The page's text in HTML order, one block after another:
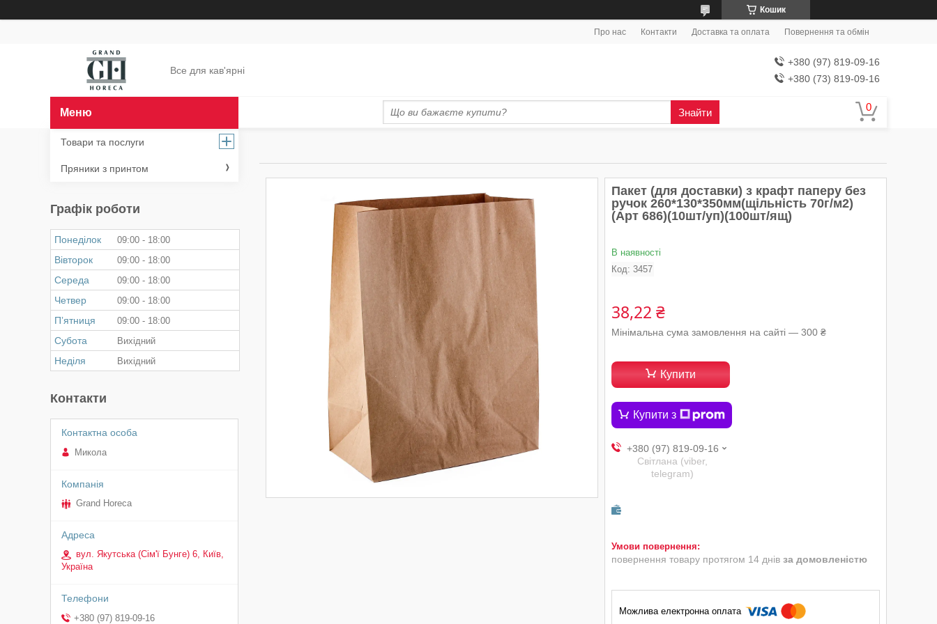
Кошик
Про нас Контакти Доставка та оплата Повернення та обмін
Все для кав'ярні
+380 (97) 819-09-16
+380 (73) 819-09-16
Знайти
Пакет (для доставки) з крафт паперу без
ручок 260*130*350мм(щільність 70г/м2)
(Арт 686)(10шт/уп)(100шт/ящ)
В наявності
Код: 3457
38,22 ₴
Мінімальна сума замовлення на сайті — 300 ₴
Купити
Купити з
+380 (97) 819-09-16
Світлана (viber,
telegram)
повернення товару протягом 14 днів за домовленістю
Товари та послуги
Пряники з принтом
Графік роботи
Понеділок 09:00 18:00
Вівторок 09:00 18:00
Середа 09:00 18:00
Четвер 09:00 18:00
Пʼятниця 09:00 18:00
Субота Вихідний
Неділя Вихідний
Контакти
Микола
Grand Horeca
вул. Якутська (Сім'ї Бунге) 6, Київ,
Україна
+380 (97) 819-09-16